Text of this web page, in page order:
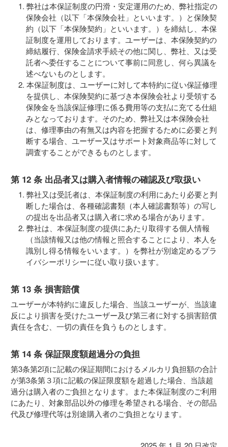
弊社は本保証制度の円滑・安定運用のため、弊社指定の
保険会社（以下「本保険会社」といいます。）と保険契
約（以下「本保険契約」といいます。）を締結し、本保
証制度を運用しております。ユーザーは、本保険契約の
締結履行、保険金請求手続その他に関し、弊社、又は受
託者へ委任することについて事前に同意し、何ら異議を
述べないものとします。
本保証制度は、ユーザーに対して本特約に従い保証修理
を提供し、本保険契約に基づき本保険会社より受領する
保険金を当該保証修理に係る費用等の支払に充てる仕組
みとなっております。そのため、弊社又は本保険会社
は、修理事由の有無又は内容を把握するために必要と判
断する場合、ユーザー又はサポート対象商品等に対して
調査することができるものとします。
第 12 条 出品者又は購入者情報の確認及び取扱い
弊社又は受託者は、本保証制度の利用にあたり必要と判
断した場合は、各種確認書類（本人確認書類等）の写し
の提出を出品者又は購入者に求める場合があります。
弊社は、本保証制度の提供にあたり取得する個人情報
（当該情報又は他の情報と照合することにより、本人を
識別し得る情報をいいます。）を弊社が別途定めるプラ
イバシーポリシーに従い取り扱います。
第 13 条 損害賠償
ユーザーが本特約に違反した場合、当該ユーザーが、当該違
反により損害を受けたユーザー及び第三者に対する損害賠償
責任を含む、一切の責任を負うものとします。
第 14 条 保証限度額超過分の負担
第3条第2項に記載の保証期間におけるメルカリ負担額の合計
が第3条第３項に記載の保証限度額を超過した場合、当該超
過分は購入者のご負担となります。また本保証制度のご利用
にあたり、対象部品以外の修理を希望される場合、その部品
代及び修理代等は別途購入者のご負担となります。